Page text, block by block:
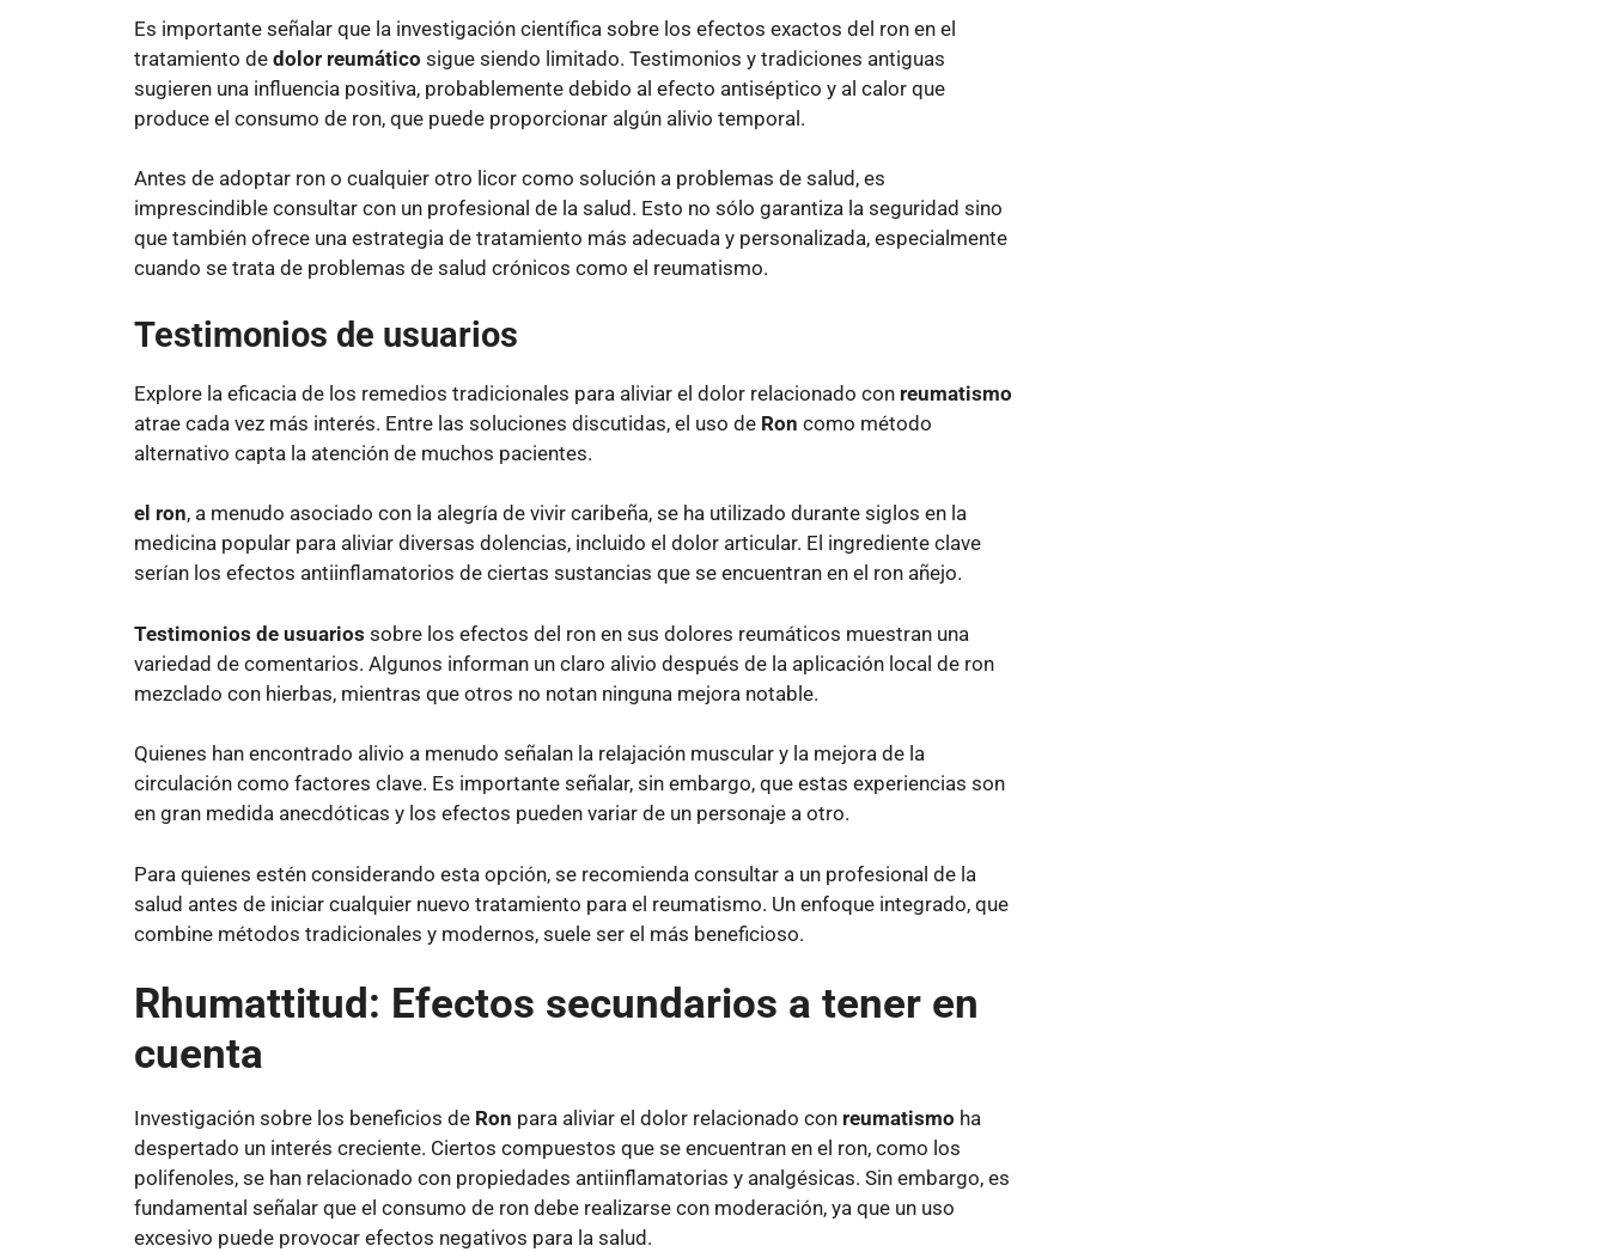
Es importante señalar que la investigación científica sobre los efectos exactos del ron en el
tratamiento de dolor reumático sigue siendo limitado. Testimonios y tradiciones antiguas
sugieren una influencia positiva, probablemente debido al efecto antiséptico y al calor que
produce el consumo de ron, que puede proporcionar algún alivio temporal.
Antes de adoptar ron o cualquier otro licor como solución a problemas de salud, es
imprescindible consultar con un profesional de la salud. Esto no sólo garantiza la seguridad sino
que también ofrece una estrategia de tratamiento más adecuada y personalizada, especialmente
cuando se trata de problemas de salud crónicos como el reumatismo.
Testimonios de usuarios
Explore la eficacia de los remedios tradicionales para aliviar el dolor relacionado con reumatismo
atrae cada vez más interés. Entre las soluciones discutidas, el uso de Ron como método
alternativo capta la atención de muchos pacientes.
el ron, a menudo asociado con la alegría de vivir caribeña, se ha utilizado durante siglos en la
medicina popular para aliviar diversas dolencias, incluido el dolor articular. El ingrediente clave
serían los efectos antiinflamatorios de ciertas sustancias que se encuentran en el ron añejo.
Testimonios de usuarios sobre los efectos del ron en sus dolores reumáticos muestran una
variedad de comentarios. Algunos informan un claro alivio después de la aplicación local de ron
mezclado con hierbas, mientras que otros no notan ninguna mejora notable.
Quienes han encontrado alivio a menudo señalan la relajación muscular y la mejora de la
circulación como factores clave. Es importante señalar, sin embargo, que estas experiencias son
en gran medida anecdóticas y los efectos pueden variar de un personaje a otro.
Para quienes estén considerando esta opción, se recomienda consultar a un profesional de la
salud antes de iniciar cualquier nuevo tratamiento para el reumatismo. Un enfoque integrado, que
combine métodos tradicionales y modernos, suele ser el más beneficioso.
Rhumattitud: Efectos secundarios a tener en
cuenta
Investigación sobre los beneficios de Ron para aliviar el dolor relacionado con reumatismo ha
despertado un interés creciente. Ciertos compuestos que se encuentran en el ron, como los
polifenoles, se han relacionado con propiedades antiinflamatorias y analgésicas. Sin embargo, es
fundamental señalar que el consumo de ron debe realizarse con moderación, ya que un uso
excesivo puede provocar efectos negativos para la salud.